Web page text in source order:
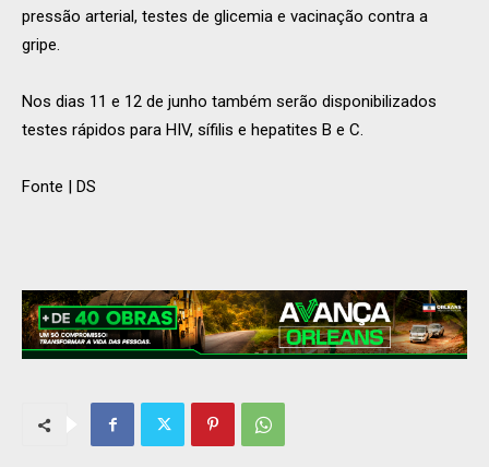
pressão arterial, testes de glicemia e vacinação contra a
gripe.
Nos dias 11 e 12 de junho também serão disponibilizados
testes rápidos para HIV, sífilis e hepatites B e C.
Fonte | DS